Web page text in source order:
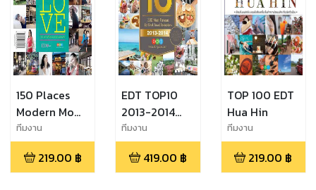
150 Places
Modern Mom
Love
ทีมงาน
EDTguide.com
219.00 ฿
EDT TOP10
2013-2014
Ver.Eng
ทีมงาน
EDTguide.com
419.00 ฿
TOP 100 EDT
Hua Hin
ทีมงาน
EDTguide.com
219.00 ฿